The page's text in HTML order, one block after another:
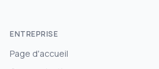
ENTREPRISE
Page d'accueil